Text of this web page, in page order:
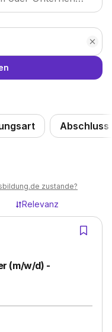
Abschluss
zustande?
Relevanz
(m/w/d) -